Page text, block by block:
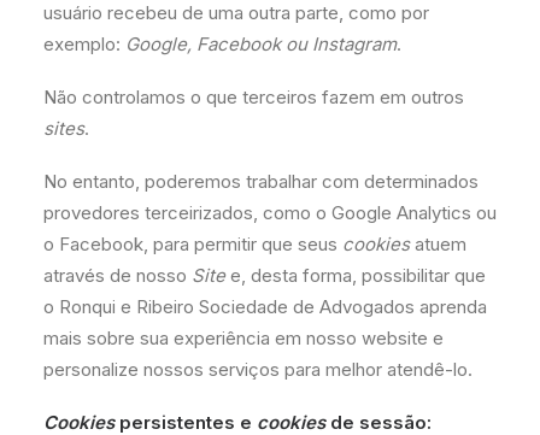
usuário recebeu de uma outra parte, como por
exemplo: Google, Facebook ou Instagram.
Não controlamos o que terceiros fazem em outros
sites.
No entanto, poderemos trabalhar com determinados
provedores terceirizados, como o Google Analytics ou
o Facebook, para permitir que seus cookiesatuem
através de nosso Sitee, desta forma, possibilitar que
o Ronqui e Ribeiro Sociedade de Advogados aprenda
mais sobre sua experiência em nosso website e
personalize nossos serviços para melhor atendê-lo.
Cookiespersistentes e cookiesde sessão: